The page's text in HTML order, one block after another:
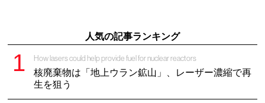
人気の記事ランキング
How lasers could help provide fuel for nuclear reactors
核廃棄物は「地上ウラン鉱山」、レーザー濃縮で再
生を狙う